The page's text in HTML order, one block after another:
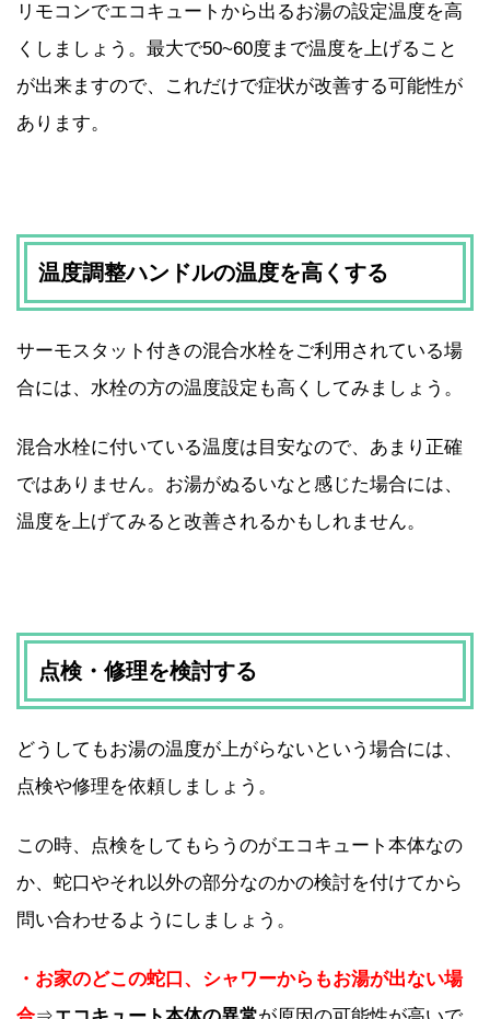
リモコンでエコキュートから出るお湯の設定温度を高
くしましょう。最大で50~60度まで温度を上げること
が出来ますので、これだけで症状が改善する可能性が
あります。
温度調整ハンドルの温度を高くする
サーモスタット付きの混合水栓をご利用されている場
合には、水栓の方の温度設定も高くしてみましょう。
混合水栓に付いている温度は目安なので、あまり正確
ではありません。お湯がぬるいなと感じた場合には、
温度を上げてみると改善されるかもしれません。
点検・修理を検討する
どうしてもお湯の温度が上がらないという場合には、
点検や修理を依頼しましょう。
この時、点検をしてもらうのがエコキュート本体なの
か、蛇口やそれ以外の部分なのかの検討を付けてから
問い合わせるようにしましょう。
・お家のどこの蛇口、シャワーからもお湯が出ない場